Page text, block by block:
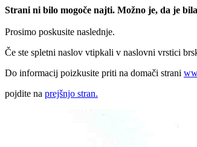
Strani ni bilo mogoče najti. Možno je, da je
Prosimo poskusite naslednje.
Če ste spletni naslov vtipkali v naslovni vrstici
Do informacij poizkusite priti na domači strani
pojdite na prejšnjo stran.